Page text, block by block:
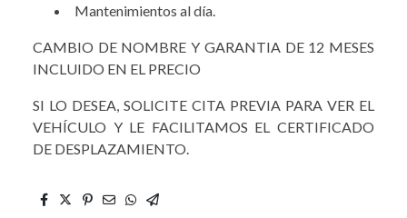
Mantenimientos al día.
CAMBIO DE NOMBRE Y GARANTIA DE 12 MESES
INCLUIDO EN EL PRECIO
SI LO DESEA, SOLICITE CITA PREVIA PARA VER EL
VEHÍCULO Y LE FACILITAMOS EL CERTIFICADO
DE DESPLAZAMIENTO.